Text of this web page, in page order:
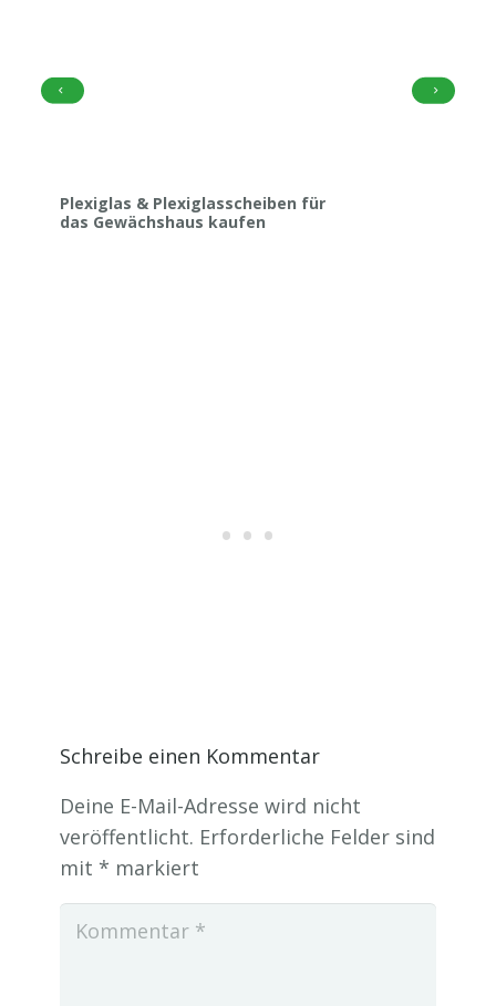
Plexiglas & Plexiglasscheiben für
das Gewächshaus kaufen
Schreibe einen Kommentar
Deine E-Mail-Adresse wird nicht
veröffentlicht. Erforderliche Felder sind
mit * markiert